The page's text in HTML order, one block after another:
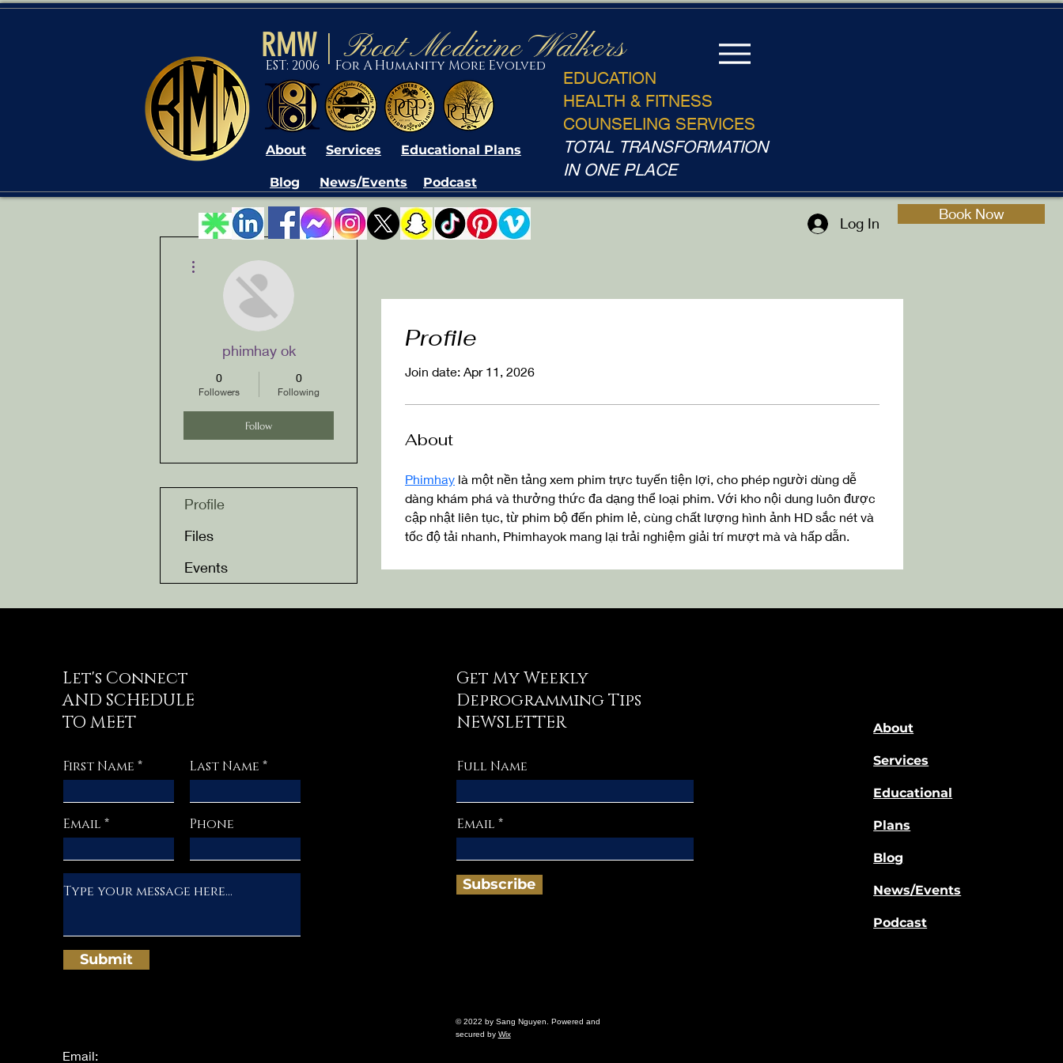
RMW Root Medicine Walkers
EST: 2006 For A Humanity More Evolved
EDUCATION
HEALTH & FITNESS
COUNSELING SERVICES
TOTAL TRANSFORMATION
IN ONE PLACE
About Services Educational Plans
Blog News/Events Podcast
Log In
Book Now
Profile
Join date: Apr 11, 2026
About
Phimhay là một nền tảng xem phim trực tuyến tiện lợi, cho phép người dùng dễ
dàng khám phá và thưởng thức đa dạng thể loại phim. Với kho nội dung luôn được
cập nhật liên tục, từ phim bộ đến phim lẻ, cùng chất lượng hình ảnh HD sắc nét và
tốc độ tải nhanh, Phimhayok mang lại trải nghiệm giải trí mượt mà và hấp dẫn.
phimhay ok
0
Followers
0
Following
Follow
Profile
Files
Events
Let's Connect
AND SCHEDULE
TO MEET
First Name Last Name
Email Phone
Submit
Email:
Get My Weekly
Deprogramming Tips
NEWSLETTER
Full Name
Email
Subscribe
© 2022 by Sang Nguyen. Powered and
secured by Wix
About
Services
Educational
Plans
Blog
News/Events
Podcast